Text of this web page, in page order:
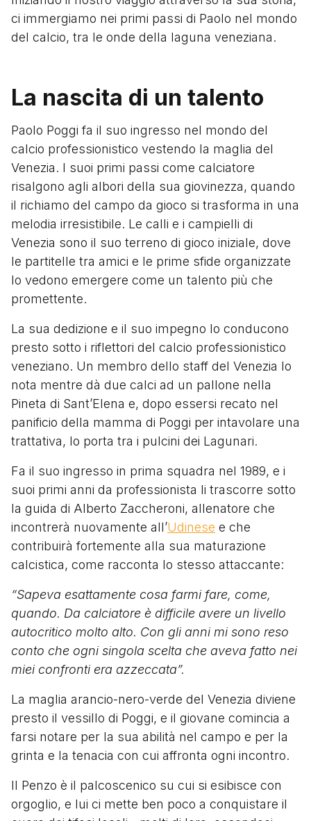
ci immergiamo nei primi passi di Paolo nel mondo
del calcio, tra le onde della laguna veneziana.
La nascita di un talento
Paolo Poggi fa il suo ingresso nel mondo del
calcio professionistico vestendo la maglia del
Venezia. I suoi primi passi come calciatore
risalgono agli albori della sua giovinezza, quando
il richiamo del campo da gioco si trasforma in una
melodia irresistibile. Le calli e i campielli di
Venezia sono il suo terreno di gioco iniziale, dove
le partitelle tra amici e le prime sfide organizzate
lo vedono emergere come un talento più che
promettente.
La sua dedizione e il suo impegno lo conducono
presto sotto i riflettori del calcio professionistico
veneziano. Un membro dello staff del Venezia lo
nota mentre dà due calci ad un pallone nella
Pineta di Sant’Elena e, dopo essersi recato nel
panificio della mamma di Poggi per intavolare una
trattativa, lo porta tra i pulcini dei Lagunari.
Fa il suo ingresso in prima squadra nel 1989, e i
suoi primi anni da professionista li trascorre sotto
la guida di Alberto Zaccheroni, allenatore che
incontrerà nuovamente all’Udinese e che
contribuirà fortemente alla sua maturazione
calcistica, come racconta lo stesso attaccante:
“Sapeva esattamente cosa farmi fare, come,
quando. Da calciatore è difficile avere un livello
autocritico molto alto. Con gli anni mi sono reso
conto che ogni singola scelta che aveva fatto nei
miei confronti era azzeccata”.
La maglia arancio-nero-verde del Venezia diviene
presto il vessillo di Poggi, e il giovane comincia a
farsi notare per la sua abilità nel campo e per la
grinta e la tenacia con cui affronta ogni incontro.
Il Penzo è il palcoscenico su cui si esibisce con
orgoglio, e lui ci mette ben poco a conquistare il